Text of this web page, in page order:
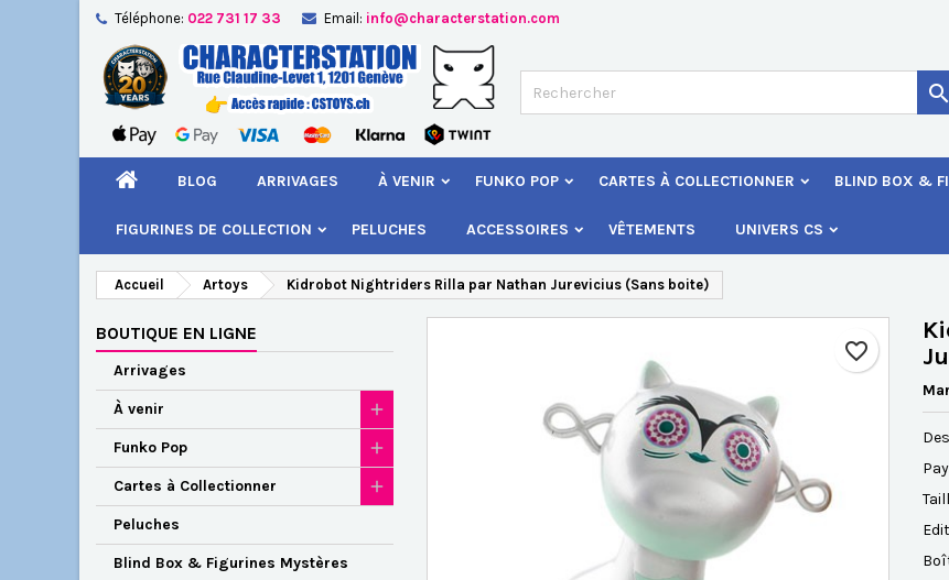
Téléphone: 022 731 17 33 Email: info@characterstation.com

BLOG ARRIVAGES À VENIR FUNKO POP CARTES À COLLECTIONNER BLIND BOX &
FIGURINES DE COLLECTION PELUCHES ACCESSOIRES VÊTEMENTS UNIVERS CS
Accueil Artoys Kidrobot Nightriders Rilla par Nathan Jurevicius (Sans boite)
BOUTIQUE EN LIGNE
Arrivages
À venir
Funko Pop
Cartes à Collectionner
Peluches
Blind Box & Figurines Mystères
favorite_border
Ajouter à ma liste d'envies
Créer une nouvelle liste
Créer une liste d'envies
Nom de la liste d'envies
Connexion
Vous devez être connecté pour ajouter des produits à votre liste
Annuler